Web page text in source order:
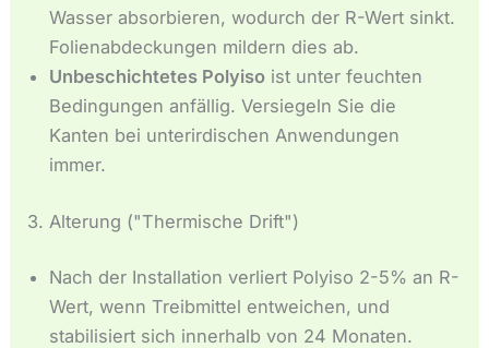
Wasser absorbieren, wodurch der R-Wert sinkt.
Folienabdeckungen mildern dies ab.
Unbeschichtetes Polyiso ist unter feuchten
Bedingungen anfällig. Versiegeln Sie die
Kanten bei unterirdischen Anwendungen
immer.
3. Alterung ("Thermische Drift")
Nach der Installation verliert Polyiso 2-5% an R-
Wert, wenn Treibmittel entweichen, und
stabilisiert sich innerhalb von 24 Monaten.